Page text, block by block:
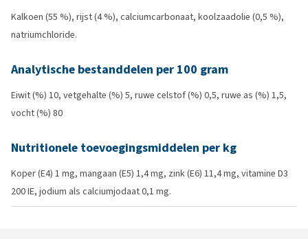
Kalkoen (55 %), rijst (4 %), calciumcarbonaat, koolzaadolie (0,5 %),
natriumchloride.
Analytische bestanddelen per 100 gram
Eiwit (%) 10, vetgehalte (%) 5, ruwe celstof (%) 0,5, ruwe as (%) 1,5,
vocht (%) 80
Nutritionele toevoegingsmiddelen per kg
Koper (E4) 1 mg, mangaan (E5) 1,4 mg, zink (E6) 11,4 mg, vitamine D3
200 IE, jodium als calciumjodaat 0,1 mg.